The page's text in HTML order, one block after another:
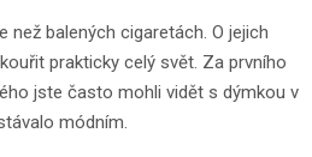
než balených cigaretách. O jejich
prakticky celý svět. Za prvního
jste často mohli vidět s dýmkou v
módním.